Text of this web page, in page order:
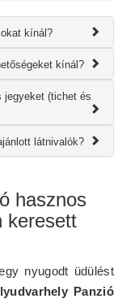
kínál?
kínál?
jegyeket (tichet és
látnivalók?
hasznos
keresett
nyugodt üdülést
Panzió